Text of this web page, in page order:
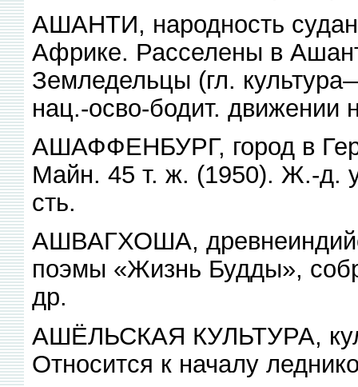
АШАНТИ, народность
Африке. Расселены в
Земледельцы (гл.
нац.-осво-бодит. движении
АШАФФЕНБУРГ, город в
Майн. 45 т. ж. (1950). Ж.-д.
сть.
АШВАГХОША,
поэмы «Жизнь Будды»,
др.
АШЁЛЬСКАЯ КУЛЬТУРА,
Относится к началу